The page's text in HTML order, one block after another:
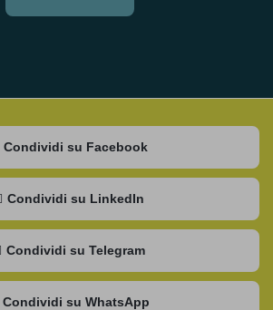
Condividi su Facebook
Condividi su LinkedIn
Condividi su Telegram
Condividi su WhatsApp